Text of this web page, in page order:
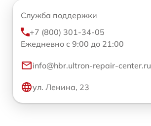
Служба поддержки
+7 (800) 301-34-05
Ежедневно с 9:00 до 21:00
info@hbr.ultron-repair-center.ru
ул. Ленина, 23